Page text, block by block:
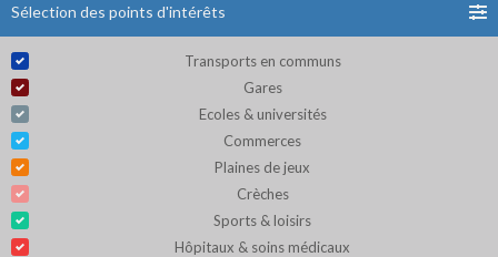
Sélection des points d'intérêts
Transports en communs
Gares
Ecoles & universités
Commerces
Plaines de jeux
Crèches
Sports & loisirs
Hôpitaux & soins médicaux